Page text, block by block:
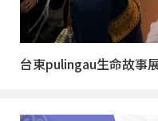
台東pulingau生命故事